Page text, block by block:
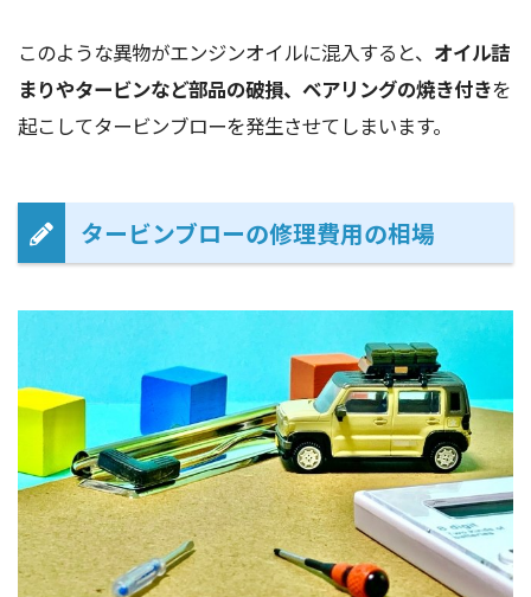
このような異物がエンジンオイルに混入すると、 オイル詰
まりやタービンなど部品の破損、ベアリングの焼き付きを
起こしてタービンブローを発生させてしまいます。
タービンブローの修理費用の相場